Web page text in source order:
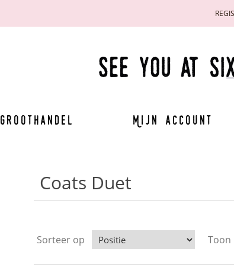
Groothandel Mijn account
Coats Duet
Sorteer op Toon